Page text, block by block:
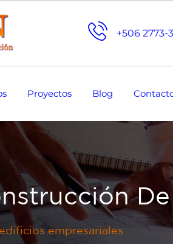
+506 2773-
Proyectos Blog
empresariales